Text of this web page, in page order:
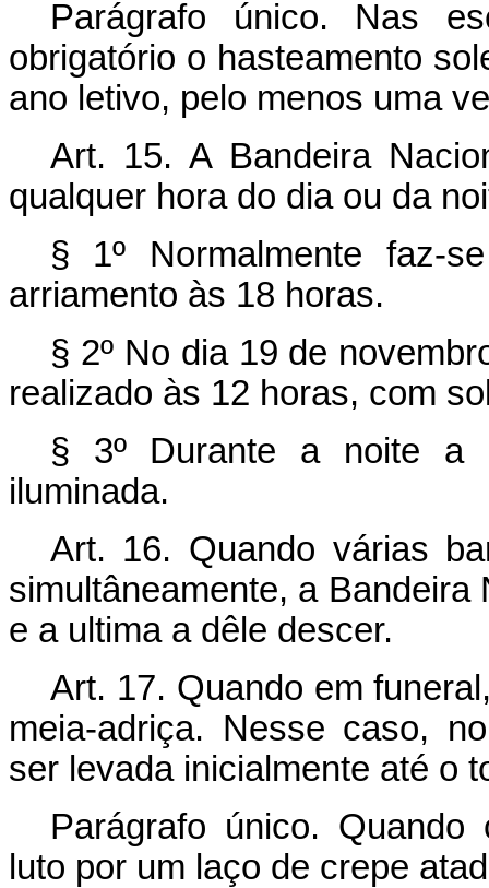
Parágrafo único. Nas
obrigatório o hasteamento
ano letivo, pelo menos uma
Art. 15. A Bandeira
qualquer hora do dia ou da
§ 1º Normalmente faz-
arriamento às 18 horas.
§ 2º No dia 19 de
realizado às 12 horas, com
§ 3º Durante a noite a
iluminada.
Art. 16. Quando várias
simultâneamente, a
e a ultima a dêle descer.
Art. 17. Quando em
meia-adriça. Nesse caso,
ser levada inicialmente até o
Parágrafo único.
luto por um laço de crepe